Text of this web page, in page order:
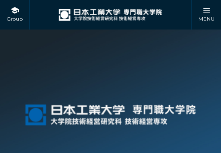
Group MENU